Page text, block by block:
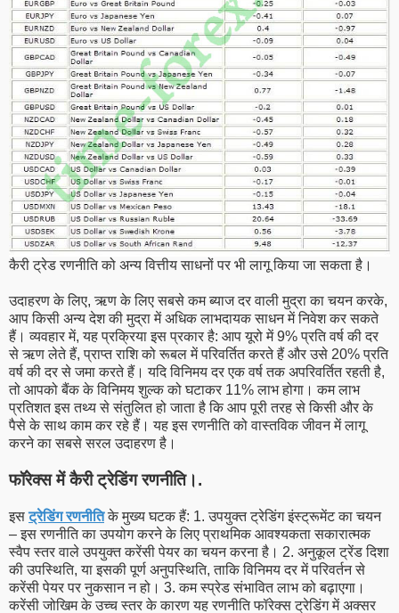
कैरी ट्रेड रणनीति को अन्य वित्तीय साधनों पर भी लागू किया जा सकता है।
उदाहरण के लिए, ऋण के लिए सबसे कम ब्याज दर वाली मुद्रा का चयन करके,
आप किसी अन्य देश की मुद्रा में अधिक लाभदायक साधन में निवेश कर सकते
हैं। व्यवहार में, यह प्रक्रिया इस प्रकार है: आप यूरो में 9% प्रति वर्ष की दर
से ऋण लेते हैं, प्राप्त राशि को रूबल में परिवर्तित करते हैं और उसे 20% प्रति
वर्ष की दर से जमा करते हैं। यदि विनिमय दर एक वर्ष तक अपरिवर्तित रहती है,
तो आपको बैंक के विनिमय शुल्क को घटाकर 11% लाभ होगा। कम लाभ
प्रतिशत इस तथ्य से संतुलित हो जाता है कि आप पूरी तरह से किसी और के
पैसे के साथ काम कर रहे हैं। यह इस रणनीति को वास्तविक जीवन में लागू
करने का सबसे सरल उदाहरण है।
फॉरेक्स में कैरी ट्रेडिंग रणनीति।.
इसट्रेडिंग रणनीतिके मुख्य घटक हैं: 1. उपयुक्त ट्रेडिंग इंस्ट्रूमेंट का चयन
– इस रणनीति का उपयोग करने के लिए प्राथमिक आवश्यकता सकारात्मक
स्वैप स्तर वाले उपयुक्त करेंसी पेयर का चयन करना है। 2. अनुकूल ट्रेंड दिशा
की उपस्थिति, या इसकी पूर्ण अनुपस्थिति, ताकि विनिमय दर में परिवर्तन से
करेंसी पेयर पर नुकसान न हो। 3. कम स्प्रेड संभावित लाभ को बढ़ाएगा।
करेंसी जोखिम के उच्च स्तर के कारण यह रणनीति फॉरेक्स ट्रेडिंग में अक्सर